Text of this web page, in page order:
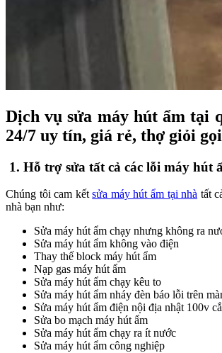
Dịch vụ sửa máy hút ẩm tại
24/7 uy tín, giá rẻ, thợ giỏi
1. Hỗ trợ sửa tất cả các lỗi máy hút
Chúng tôi cam kếtsửa máy hút ẩm tại nhà tất
nhà bạn như:
Sửa máy hút ẩm chạy nhưng không ra
Sửa máy hút ẩm không vào điện
Thay thế block máy hút ẩm
Nạp gas máy hút ẩm
Sửa máy hút ẩm chạy kêu to
Sửa máy hút ẩm nháy đèn báo lỗi trên
Sửa máy hút ẩm điện nội địa nhật 100v
Sửa bo mạch máy hút ẩm
Sửa máy hút ẩm chạy ra ít nước
Sửa máy hút ẩm công nghiệp